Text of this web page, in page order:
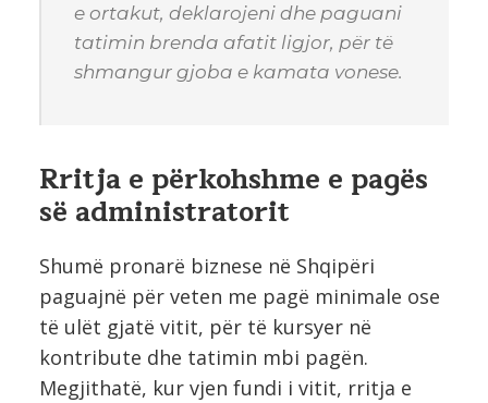
e ortakut, deklarojeni dhe paguani
tatimin brenda afatit ligjor, për të
shmangur gjoba e kamata vonese.
Rritja e përkohshme e pagës
së administratorit
Shumë pronarë biznese në Shqipëri
paguajnë për veten me pagë minimale ose
të ulët gjatë vitit, për të kursyer në
kontribute dhe tatimin mbi pagën.
Megjithatë, kur vjen fundi i vitit, rritja e